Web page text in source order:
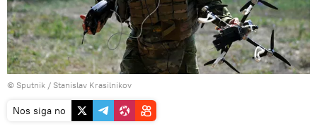
© Sputnik / Stanislav Krasilnikov
Nos siga no